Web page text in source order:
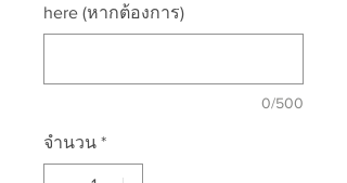
here (หากต้องการ)
0/500
จำนวน *